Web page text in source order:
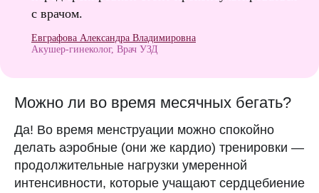
с врачом.
Евграфова Александра Владимировна
Акушер-гинеколог, Врач УЗД
Можно ли во время месячных бегать?
Да! Во время менструации можно спокойно
делать аэробные (они же кардио) тренировки —
продолжительные нагрузки умеренной
интенсивности, которые учащают сердцебиение